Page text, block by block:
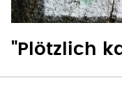
"Plötzlich